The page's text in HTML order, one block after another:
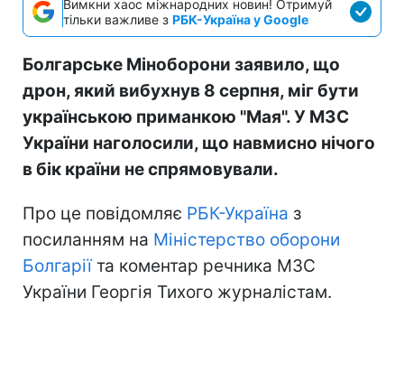
Вимкни хаос міжнародних новин! Отримуй
тільки важливе з РБК-Україна у Google
Болгарське Міноборони заявило, що
дрон, який вибухнув 8 серпня, міг бути
українською приманкою "Мая". У МЗС
України наголосили, що навмисно нічого
в бік країни не спрямовували.
Про це повідомляє РБК-Україна з
посиланням на Міністерство оборони
Болгаріїта коментар речника МЗС
України Георгія Тихого журналістам.